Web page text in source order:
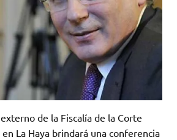
de la Fiscalía de la Corte
La Haya brindará una conferencia